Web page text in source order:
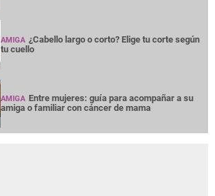
AMIGA ¿Cabello largo o corto? Elige tu corte según
tu cuello
AMIGA Entre mujeres: guía para acompañar a su
amiga o familiar con cáncer de mama